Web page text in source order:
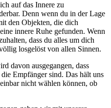
auf das Innere zu
Denn wenn du in der Lage
den Objekten, die dich
innere Ruhe gefunden. Wenn
dass du alles um dich
losgelöst von allen Sinnen.
davon ausgegangen, dass
Empfänger sind. Das hält uns
nicht wählen können, ob